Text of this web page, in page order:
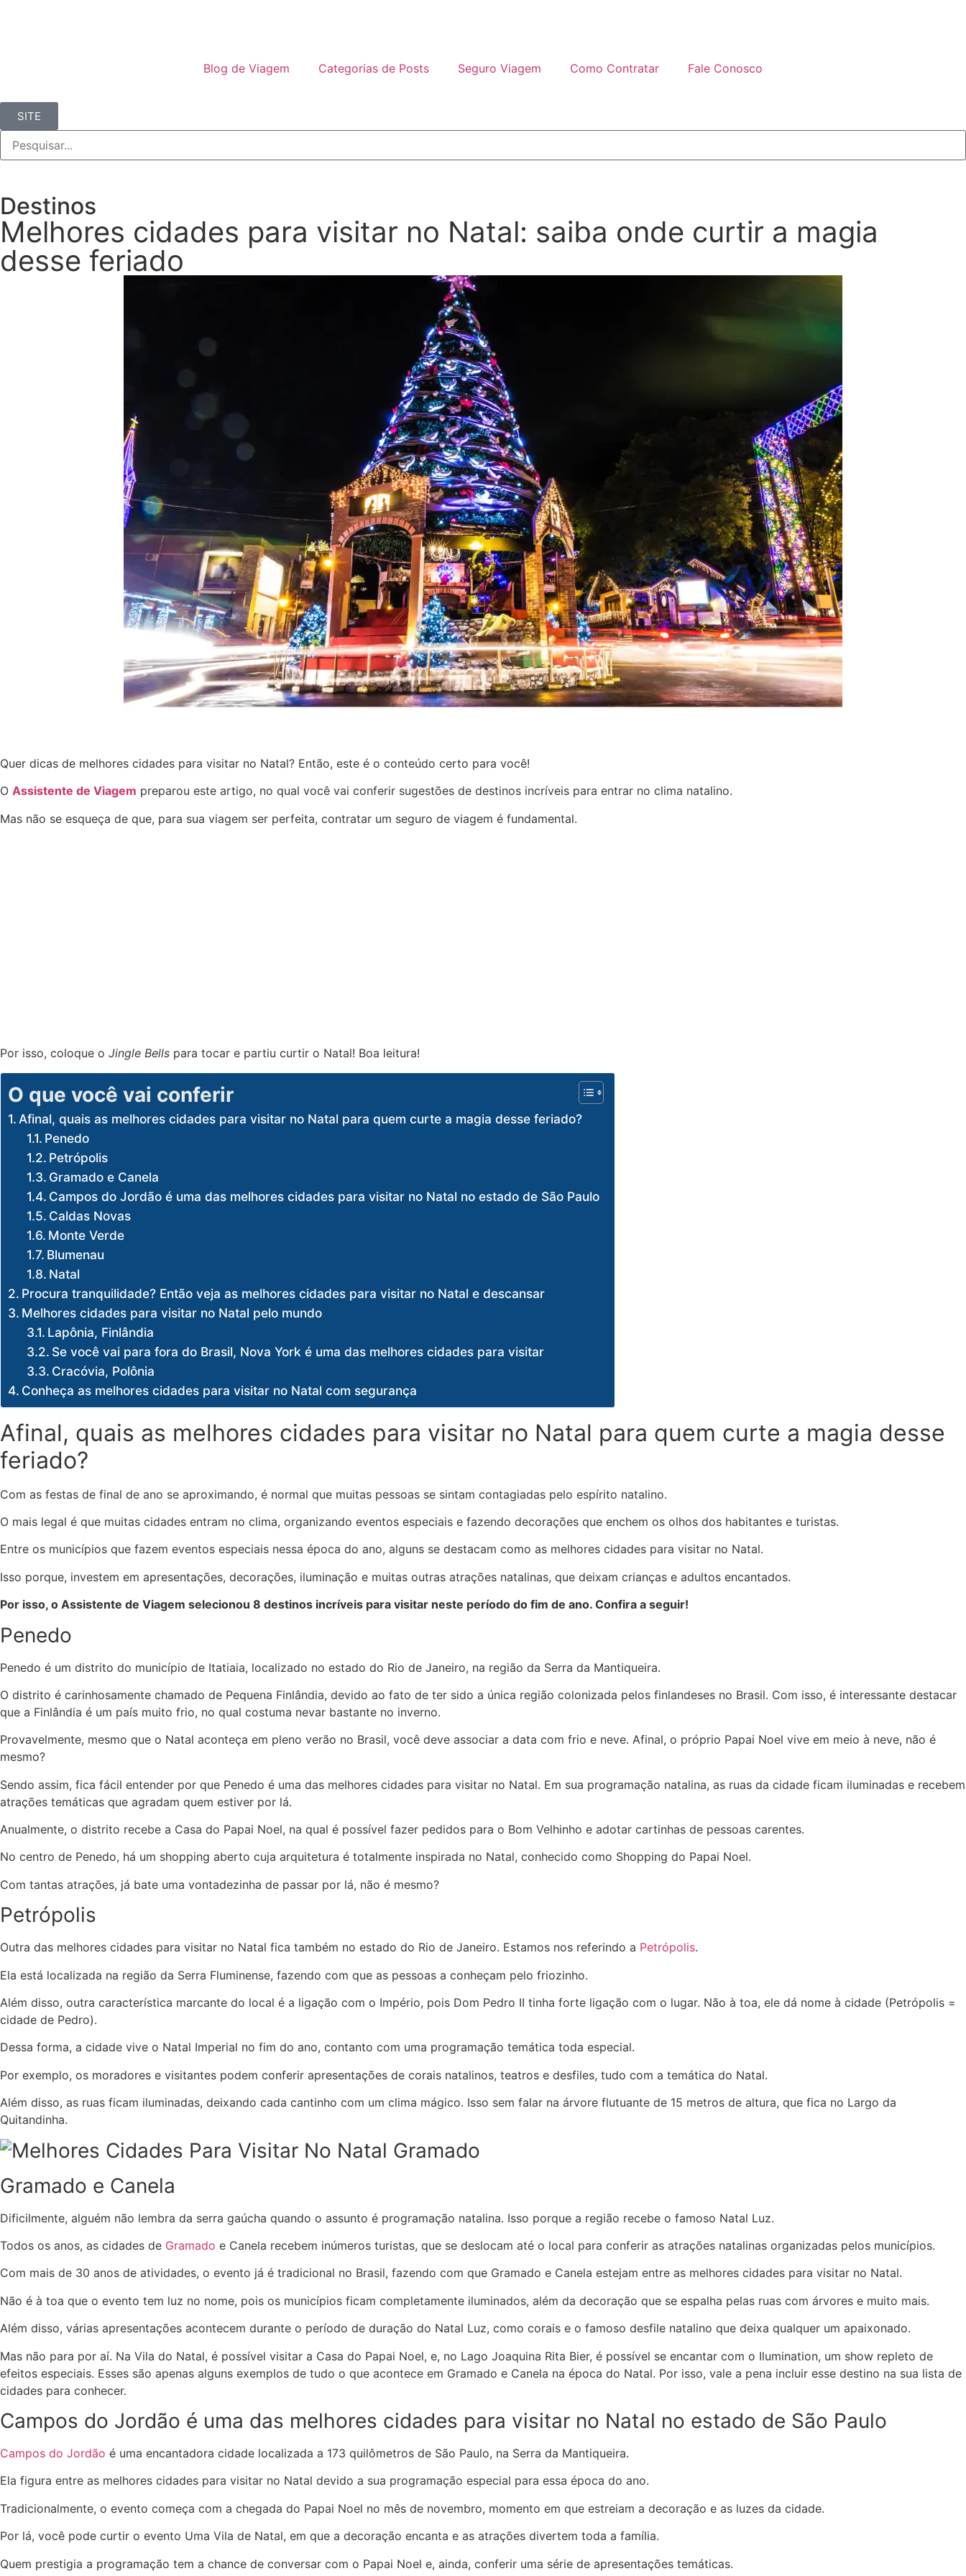
Blog de Viagem Categorias de Posts Seguro Viagem Como Contratar Fale Conosco
SITE
Destinos
Melhores cidades para visitar no Natal: saiba onde curtir a magia
desse feriado
Quer dicas de melhores cidades para visitar no Natal? Então, este é o conteúdo certo para você!
O Assistente de Viagem preparou este artigo, no qual você vai conferir sugestões de destinos incríveis para entrar no clima natalino.
Mas não se esqueça de que, para sua viagem ser perfeita, contratar um seguro de viagem é fundamental.
Por isso, coloque o Jingle Bells para tocar e partiu curtir o Natal! Boa leitura!
O que você vai conferir
Afinal, quais as melhores cidades para visitar no Natal para quem curte a magia desse feriado?
Penedo
Petrópolis
Gramado e Canela
Campos do Jordão é uma das melhores cidades para visitar no Natal no estado de São Paulo
Caldas Novas
Monte Verde
Blumenau
Natal
Procura tranquilidade? Então veja as melhores cidades para visitar no Natal e descansar
Melhores cidades para visitar no Natal pelo mundo
Lapônia, Finlândia
Se você vai para fora do Brasil, Nova York é uma das melhores cidades para visitar
Cracóvia, Polônia
Conheça as melhores cidades para visitar no Natal com segurança
Afinal, quais as melhores cidades para visitar no Natal para quem curte a magia desse
feriado?
Com as festas de final de ano se aproximando, é normal que muitas pessoas se sintam contagiadas pelo espírito natalino.
O mais legal é que muitas cidades entram no clima, organizando eventos especiais e fazendo decorações que enchem os olhos dos habitantes e turistas.
Entre os municípios que fazem eventos especiais nessa época do ano, alguns se destacam como as melhores cidades para visitar no Natal.
Isso porque, investem em apresentações, decorações, iluminação e muitas outras atrações natalinas, que deixam crianças e adultos encantados.
Por isso, o Assistente de Viagem selecionou 8 destinos incríveis para visitar neste período do fim de ano. Confira a seguir!
Penedo
Penedo é um distrito do município de Itatiaia, localizado no estado do Rio de Janeiro, na região da Serra da Mantiqueira.
O distrito é carinhosamente chamado de Pequena Finlândia, devido ao fato de ter sido a única região colonizada pelos finlandeses no Brasil. Com isso, é interessante destacar
que a Finlândia é um país muito frio, no qual costuma nevar bastante no inverno.
Provavelmente, mesmo que o Natal aconteça em pleno verão no Brasil, você deve associar a data com frio e neve. Afinal, o próprio Papai Noel vive em meio à neve, não é
mesmo?
Sendo assim, fica fácil entender por que Penedo é uma das melhores cidades para visitar no Natal. Em sua programação natalina, as ruas da cidade ficam iluminadas e recebem
atrações temáticas que agradam quem estiver por lá.
Anualmente, o distrito recebe a Casa do Papai Noel, na qual é possível fazer pedidos para o Bom Velhinho e adotar cartinhas de pessoas carentes.
No centro de Penedo, há um shopping aberto cuja arquitetura é totalmente inspirada no Natal, conhecido como Shopping do Papai Noel.
Com tantas atrações, já bate uma vontadezinha de passar por lá, não é mesmo?
Petrópolis
Outra das melhores cidades para visitar no Natal fica também no estado do Rio de Janeiro. Estamos nos referindo a Petrópolis.
Ela está localizada na região da Serra Fluminense, fazendo com que as pessoas a conheçam pelo friozinho.
Além disso, outra característica marcante do local é a ligação com o Império, pois Dom Pedro II tinha forte ligação com o lugar. Não à toa, ele dá nome à cidade (Petrópolis =
cidade de Pedro).
Dessa forma, a cidade vive o Natal Imperial no fim do ano, contanto com uma programação temática toda especial.
Por exemplo, os moradores e visitantes podem conferir apresentações de corais natalinos, teatros e desfiles, tudo com a temática do Natal.
Além disso, as ruas ficam iluminadas, deixando cada cantinho com um clima mágico. Isso sem falar na árvore flutuante de 15 metros de altura, que fica no Largo da
Quitandinha.
Gramado e Canela
Dificilmente, alguém não lembra da serra gaúcha quando o assunto é programação natalina. Isso porque a região recebe o famoso Natal Luz.
Todos os anos, as cidades de Gramado e Canela recebem inúmeros turistas, que se deslocam até o local para conferir as atrações natalinas organizadas pelos municípios.
Com mais de 30 anos de atividades, o evento já é tradicional no Brasil, fazendo com que Gramado e Canela estejam entre as melhores cidades para visitar no Natal.
Não é à toa que o evento tem luz no nome, pois os municípios ficam completamente iluminados, além da decoração que se espalha pelas ruas com árvores e muito mais.
Além disso, várias apresentações acontecem durante o período de duração do Natal Luz, como corais e o famoso desfile natalino que deixa qualquer um apaixonado.
Mas não para por aí. Na Vila do Natal, é possível visitar a Casa do Papai Noel, e, no Lago Joaquina Rita Bier, é possível se encantar com o Ilumination, um show repleto de
efeitos especiais. Esses são apenas alguns exemplos de tudo o que acontece em Gramado e Canela na época do Natal. Por isso, vale a pena incluir esse destino na sua lista de
cidades para conhecer.
Campos do Jordão é uma das melhores cidades para visitar no Natal no estado de São Paulo
Campos do Jordão é uma encantadora cidade localizada a 173 quilômetros de São Paulo, na Serra da Mantiqueira.
Ela figura entre as melhores cidades para visitar no Natal devido a sua programação especial para essa época do ano.
Tradicionalmente, o evento começa com a chegada do Papai Noel no mês de novembro, momento em que estreiam a decoração e as luzes da cidade.
Por lá, você pode curtir o evento Uma Vila de Natal, em que a decoração encanta e as atrações divertem toda a família.
Quem prestigia a programação tem a chance de conversar com o Papai Noel e, ainda, conferir uma série de apresentações temáticas.